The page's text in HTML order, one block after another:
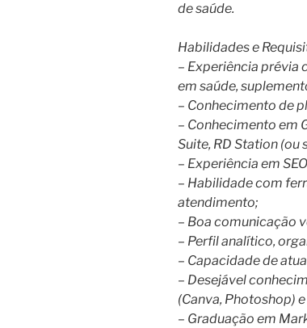
de saúde.
Habilidades e
– Experiência prévia
em saúde,
– Conhecimento de
– Conhecimento em
Suite, RD Station (ou
– Experiência em
– Habilidade com
atendimento;
– Boa comunicação
– Perfil analítico,
– Capacidade de
– Desejável
(Canva, Photoshop)
– Graduação em